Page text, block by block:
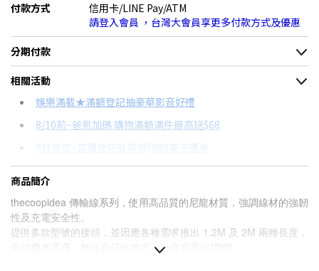
付款方式
信用卡/LINE Pay/ATM
請登入會員 ，台灣大會員享更多付款方式及優惠
分期付款
＊實際可分期數、適用利率，請以購物車顯示為主
信用卡分期
分期數
12期
每期金額 配合銀行/業者
相關活動
娛樂滿載★滿額登記抽豪華影音好禮
8/10前~爸氣加碼 購物滿額滿件最高送$68
8月限定~首購登記最高領$888電子禮券
台灣大哥大Open Possible聯名卡滿額最高回饋25%
更多信用卡分期0利率滿額享回饋
商品簡介
thecoopidea 傳輸線系列，使用高品質的尼龍材質，強調線材的強韌
性及充電安全性。
提供多款型號的接頭，並因應各種需求推出 1.2M 及 2M 兩種長度，
供消費者選擇，無論在任何地方，一線在手沒煩惱!